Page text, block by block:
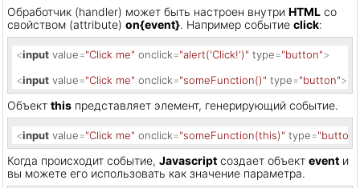
Обработчик (handler) может быть настроен внутри HTML со
свойством (attribute) on{event}. Например событие click:
<input value="Click me" onclick="alert('Click!')" type="button">
<input value="Click me" onclick="someFunction()" type="button">
Объект this представляет элемент, генерирующий событие.
<input value="Click me" onclick="someFunction(this)" type="button"
Когда происходит событие, Javascript создает объект event и
вы можете его использовать как значение параметра.